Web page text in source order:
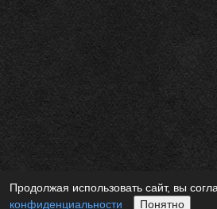
Продолжая использовать сайт, вы
конфиденциальности
Понятно